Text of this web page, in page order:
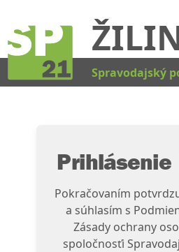
Spravodajský
Prihlásenie
Pokračovaním
a súhlasím s
Zásady ochrany
spoločnosťi